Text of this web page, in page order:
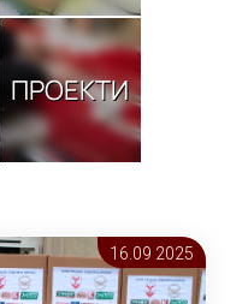
ПРОЕКТИ
16.09 2025